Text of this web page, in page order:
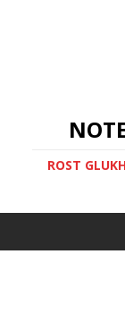
ROST